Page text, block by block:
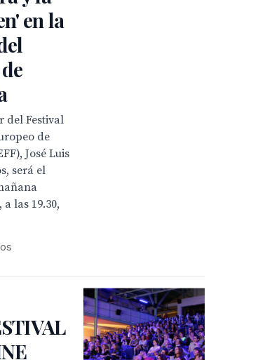
en la
del Festival
de
José Luis
será el
las 19.30,